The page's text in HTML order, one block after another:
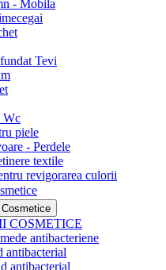
- Mobila
Tevi
Wc
piele
- Perdele
textile
revigorarea culorii
Cosmetice
COSMETICE
antibacteriene
antibacterial
antibacterial